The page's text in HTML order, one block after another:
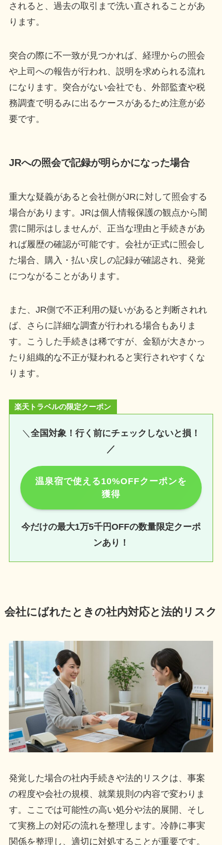
されると、過去の取引まで洗い直されることがあ
ります。
突合の際に不一致が見つかれば、経理からの照会
や上司への報告が行われ、説明を求められる流れ
になります。突合がない会社でも、外部監査や税
務調査で明るみに出るケースがあるため注意が必
要です。
JRへの照会で記録が明らかになった場合
重大な疑義があると会社側がJRに対して照会する
場合があります。JRは個人情報保護の観点から闇
雲に開示はしませんが、正当な理由と手続きがあ
れば履歴の確認が可能です。会社が正式に照会し
た場合、購入・払い戻しの記録が確認され、発覚
につながることがあります。
また、JR側で不正利用の疑いがあると判断されれ
ば、さらに詳細な調査が行われる場合もありま
す。こうした手続きは稀ですが、金額が大きかっ
たり組織的な不正が疑われると実行されやすくな
ります。
楽天トラベルの限定クーポン
＼ 全国対象！行く前にチェックしないと損！
／
温泉宿で使える10%OFFクーポンを
獲得
今だけの最大1万5千円OFFの数量限定クーポ
ンあり！
会社にばれたときの社内対応と法的リスク
発覚した場合の社内手続きや法的リスクは、事案
の程度や会社の規模、就業規則の内容で変わりま
す。ここでは可能性の高い処分や法的展開、そし
て実務上の対応の流れを整理します。冷静に事実
関係を整理し、適切に対処することが重要です。